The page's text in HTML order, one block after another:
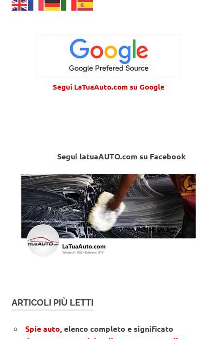
Segui LaTuaAuto.com su Google
Segui latuaAUTO.com su Facebook
ARTICOLI PIÙ LETTI
Spie auto, elenco completo e significato